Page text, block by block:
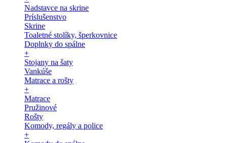
Nadstavce na skrine
Príslušenstvo
Skrine
Toaletné stolíky, šperkovnice
Doplnky do spálne
+
Stojany na šaty
Vankúše
Matrace a rošty
+
Matrace
Pružinové
Rošty
Komody, regály a police
+